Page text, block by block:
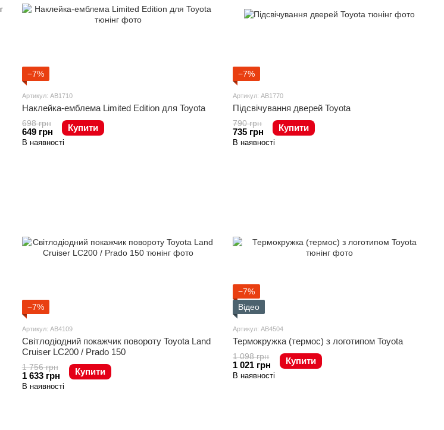
−7%
Артикул: AB1710
Наклейка-емблема Limited Edition для Toyota
698 грн
649 грн Купити
В наявності
−7%
Артикул: AB1770
Підсвічування дверей Toyota
790 грн
735 грн Купити
В наявності
−7%
Артикул: AB4109
Світлодіодний покажчик повороту Toyota Land
Cruiser LC200 / Prado 150
1 756 грн
1 633 грн Купити
В наявності
−7%
Відео
Артикул: AB4504
Термокружка (термос) з логотипом Toyota
1 098 грн
1 021 грн Купити
В наявності